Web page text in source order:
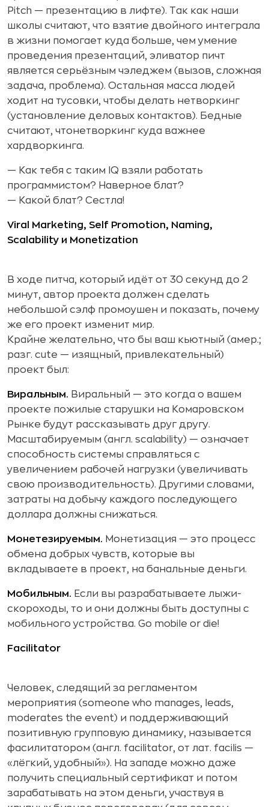
Pitch — презентацию в лифте). Так как наши
школы считают, что взятие двойного интеграла
в жизни помогает куда больше, чем умение
проведения презентаций, эливатор пичт
является серьёзным чэледжем (вызов, сложная
задача, проблема). Остальная масса людей
ходит на тусовки, чтобы делать нетворкинг
(установление деловых контактов). Бедные
считают, чтонетворкинг куда важнее
хардворкинга.
— Как тебя с таким IQ взяли работать
программистом? Наверное блат?
— Какой блат? Сестла!
Viral Marketing, Self Promotion, Naming,
Scalability и Monetization
В ходе питча, который идёт от 30 секунд до 2
минут, автор проекта должен сделать
небольшой сэлф промоушен и показать, почему
же его проект изменит мир.
Крайне желательно, что бы ваш кьютный (амер.;
разг. cute — изящный, привлекательный)
проект был:
Виральным. Виральный — это когда о вашем
проекте пожилые старушки на Комаровском
Рынке будут рассказывать друг другу.
Масштабируемым (англ. scalability) — означает
способность системы справляться с
увеличением рабочей нагрузки (увеличивать
свою производительность). Другими словами,
затраты на добычу каждого последующего
доллара должны снижаться.
Монетезируемым. Монетизация — это процесс
обмена добрых чувств, которые вы
вкладываете в проект, на банальные деньги.
Мобильным. Если вы разрабатываете лыжи-
скороходы, то и они должны быть доступны с
мобильного устройства. Go mobile or die!
Facilitator
Человек, следящий за регламентом
мероприятия (someone who manages, leads,
moderates the event) и поддерживающий
позитивную групповую динамику, называется
фасилитатором (англ. facilitator, от лат. facilis —
«лёгкий, удобный»). На западе можно даже
получить специальный сертификат и потом
зарабатывать на этом деньги, участвуя в